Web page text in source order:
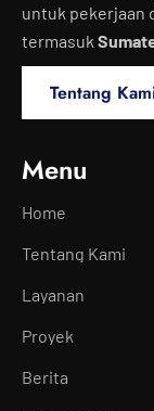
untuk pekerjaan
termasuk
Tentang
Menu
Home
Tentang Kami
Layanan
Proyek
Berita